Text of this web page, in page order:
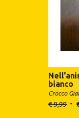
bianco
Crocco
€9,99